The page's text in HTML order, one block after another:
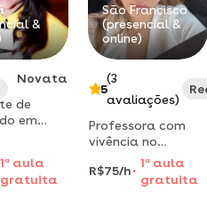
&
Novata
de
em
1 a aula
gratuita
São Francisco
(presencial &
online)
5
(3
avaliações)
Professora com
vivência no
exterior dá aulas
de inglês e francês
nível nativo
R$75/h
1 aaula
gratuita